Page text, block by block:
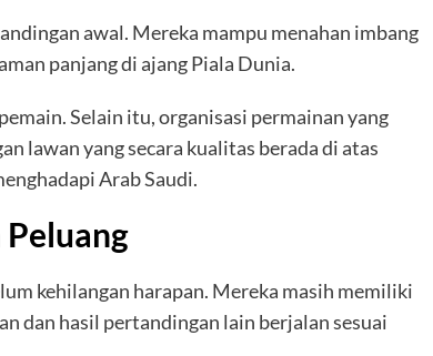
awal. Mereka mampu menahan imbang
panjang di ajang Piala Dunia.
Selain itu, organisasi permainan yang
lawan yang secara kualitas berada di atas
Arab Saudi.
kehilangan harapan. Mereka masih memiliki
dan hasil pertandingan lain berjalan sesuai